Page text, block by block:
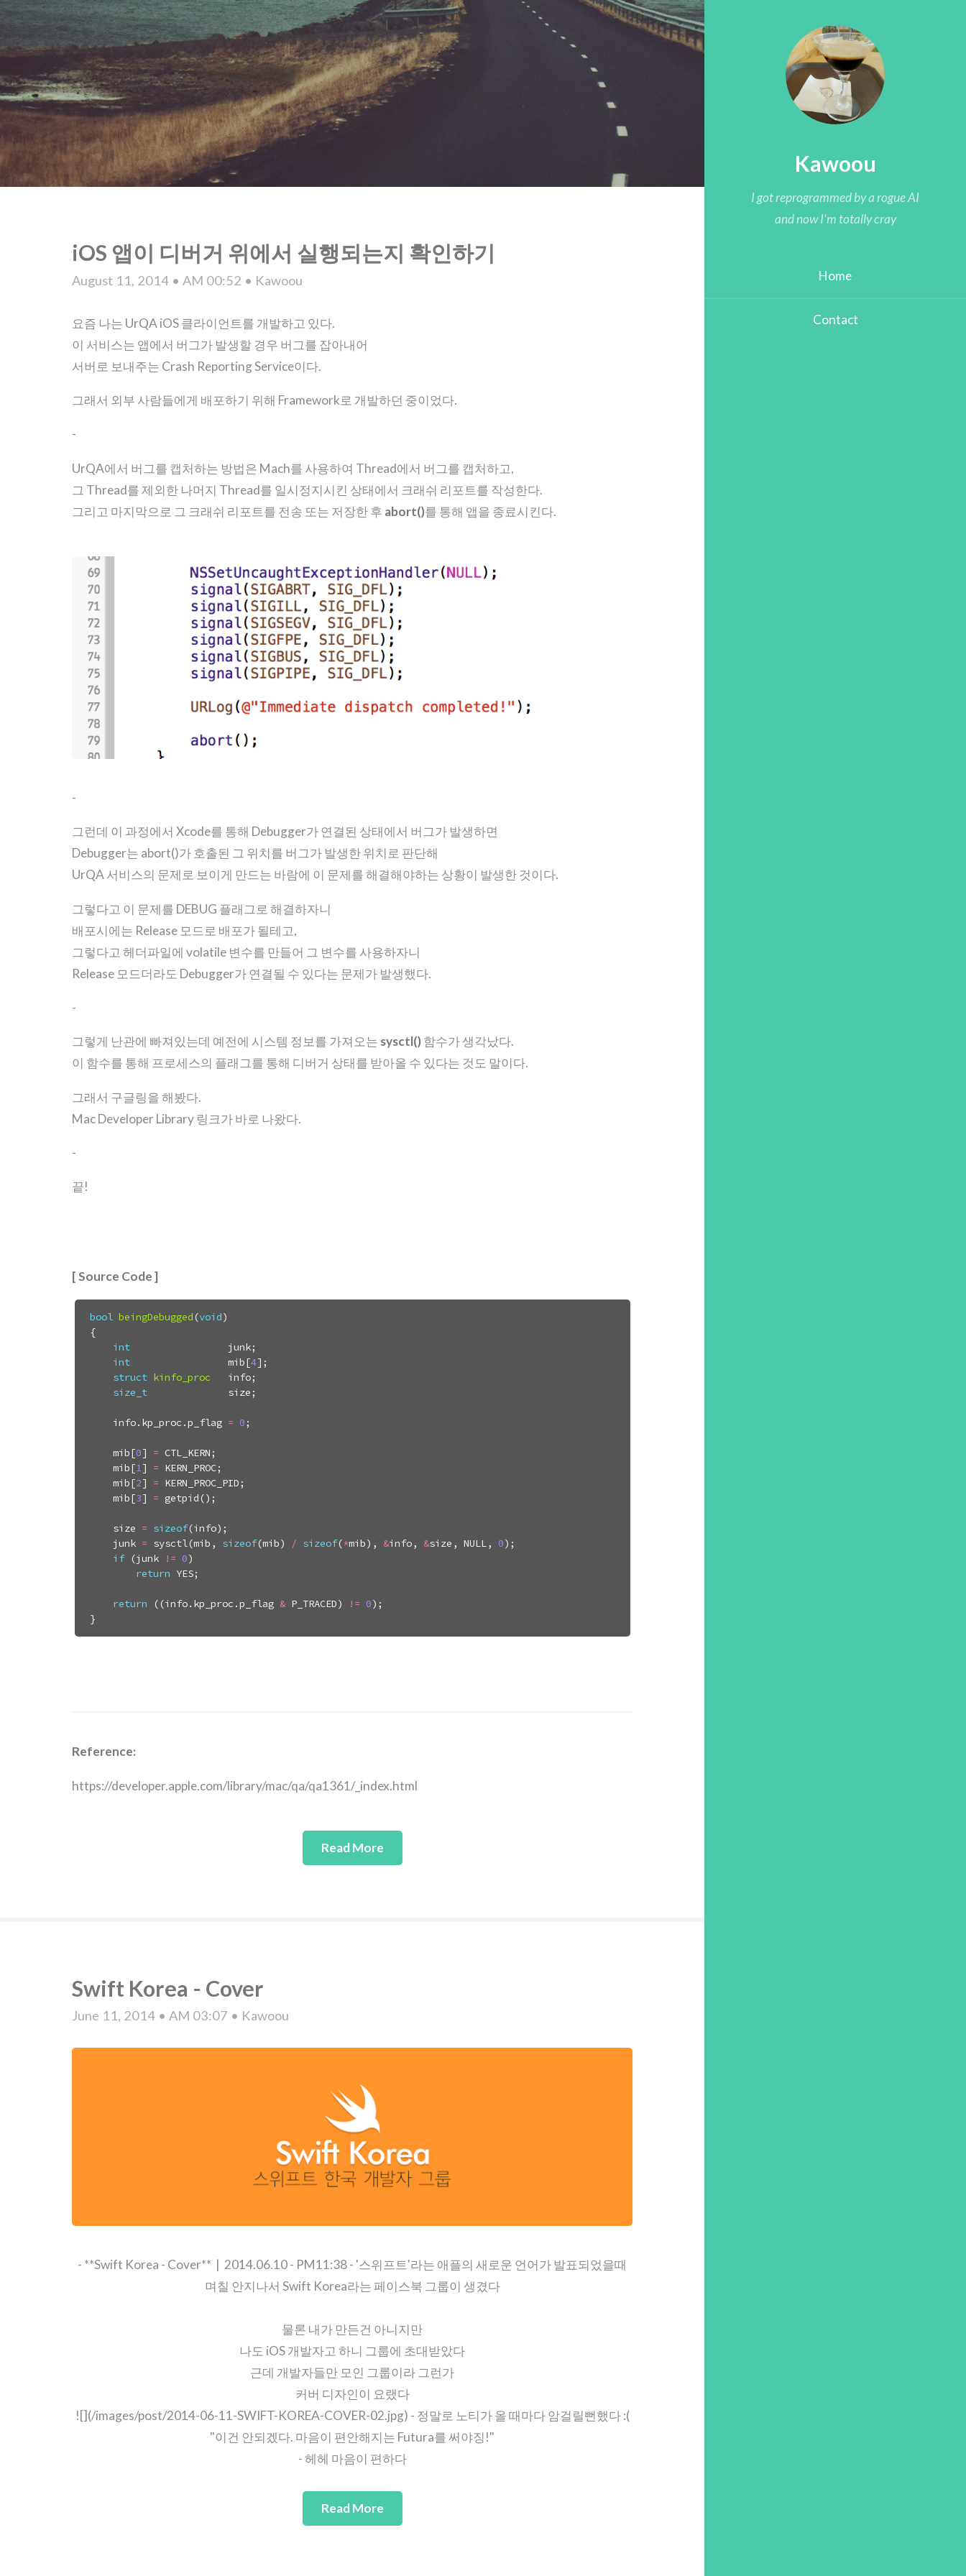
iOS 앱이 디버거 위에서 실행되는지 확인하기
August 11, 2014 • AM 00:52 • Kawoou
요즘 나는 UrQA iOS 클라이언트를 개발하고 있다.
이 서비스는 앱에서 버그가 발생할 경우 버그를 잡아내어
서버로 보내주는 Crash Reporting Service이다.
그래서 외부 사람들에게 배포하기 위해 Framework로 개발하던 중이었다.
-
UrQA에서 버그를 캡처하는 방법은 Mach를 사용하여 Thread에서 버그를 캡처하고,
그 Thread를 제외한 나머지 Thread를 일시정지시킨 상태에서 크래쉬 리포트를 작성한다.
그리고 마지막으로 그 크래쉬 리포트를 전송 또는 저장한 후 abort()를 통해 앱을 종료시킨다.
-
그런데 이 과정에서 Xcode를 통해 Debugger가 연결된 상태에서 버그가 발생하면
Debugger는 abort()가 호출된 그 위치를 버그가 발생한 위치로 판단해
UrQA 서비스의 문제로 보이게 만드는 바람에 이 문제를 해결해야하는 상황이 발생한 것이다.
그렇다고 이 문제를 DEBUG 플래그로 해결하자니
배포시에는 Release 모드로 배포가 될테고,
그렇다고 헤더파일에 volatile 변수를 만들어 그 변수를 사용하자니
Release 모드더라도 Debugger가 연결될 수 있다는 문제가 발생했다.
-
그렇게 난관에 빠져있는데 예전에 시스템 정보를 가져오는 sysctl()함수가 생각났다.
이 함수를 통해 프로세스의 플래그를 통해 디버거 상태를 받아올 수 있다는 것도 말이다.
그래서 구글링을 해봤다.
Mac Developer Library 링크가 바로 나왔다.
-
끝!
[ Source Code ]
bool beingDebugged (void)
{
int
junk;
int
mib[4];
struct kinfo_proc info;
size_t
size;
info. kp_proc .p_flag = 0;
mib[0] = CTL_KERN;
mib[1] = KERN_PROC;
mib[2] = KERN_PROC_PID;
mib[3] = getpid ();
size = sizeof(info);
junk = sysctl(mib , sizeof(mib) / sizeof(*mib), &info, &size , NULL, 0);
if
(junk != 0)
return YES;
return ((info. kp_proc .p_flag & P_TRACED) != 0);
}
Reference:
https://developer.apple.com/library/mac/qa/qa1361/_index.html
Read More
Swift Korea - Cover
June 11, 2014 • AM 03:07 • Kawoou
- **Swift Korea - Cover** | 2014.06.10 - PM11:38 - '스위프트'라는 애플의 새로운 언어가 발표되었을때
며칠 안지나서 Swift Korea라는 페이스북 그룹이 생겼다
물론 내가 만든건 아니지만
나도 iOS 개발자고 하니 그룹에 초대받았다
근데 개발자들만 모인 그룹이라 그런가
커버 디자인이 요랬다
![](/images/post/2014-06-11-SWIFT-KOREA-COVER-02.jpg) - 정말로 노티가 올 때마다 암걸릴뻔했다 :(
"이건 안되겠다. 마음이 편안해지는 Futura를 써야징!"
- 헤헤 마음이 편하다
Read More
Kawoou
I got reprogrammed by a rogue AI
and now I'm totally cray
Home
Contact